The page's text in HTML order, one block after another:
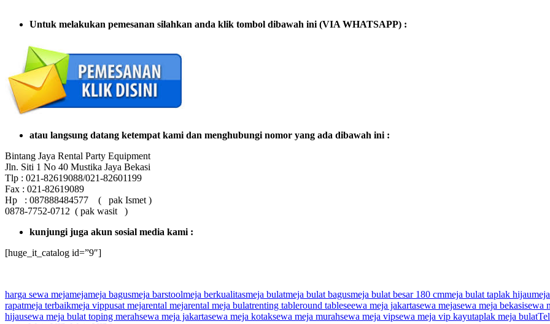
Untuk melakukan pemesanan silahkan anda klik tombol dibawah ini (VIA WHATSAPP) :
atau langsung datang ketempat kami dan menghubungi nomor yang ada dibawah ini :
Bintang Jaya Rental Party Equipment
Jln. Siti 1 No 40 Mustika Jaya Bekasi
Tlp : 021-82619088/021-82601199
Fax : 021-82619089
Hp : 087888484577 ( pak Ismet )
0878-7752-0712 ( pak wasit )
kunjungi juga akun sosial media kami :
[huge_it_catalog id=”9″]
harga sewa mejamejameja bagusmeja barstoolmeja berkualitasmeja bulatmeja bulat bagusmeja bulat besar 180 cmmeja bulat taplak hijau
rapatmeja terbaikmeja vippusat mejarental mejarental meja bulatrenting tableround tableseewa meja jakartasewa mejasewa meja bekasisewa
hijausewa meja bulat toping merahsewa meja jakartasewa meja kotaksewa meja murahsewa meja vipsewa meja vip kayutaplak meja bulat